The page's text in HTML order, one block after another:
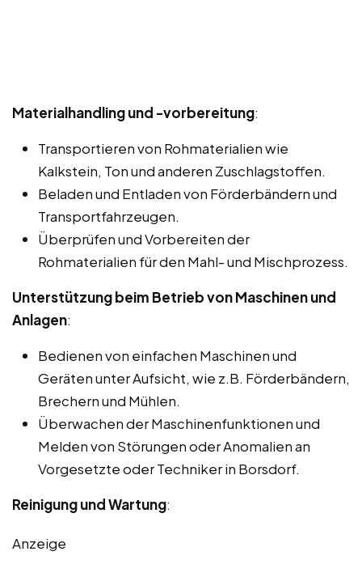
Materialhandling und -vorbereitung:
Transportieren von Rohmaterialien wie
Kalkstein, Ton und anderen Zuschlagstoffen.
Beladen und Entladen von Förderbändern und
Transportfahrzeugen.
Überprüfen und Vorbereiten der
Rohmaterialien für den Mahl- und Mischprozess.
Unterstützung beim Betrieb von Maschinen und
Anlagen:
Bedienen von einfachen Maschinen und
Geräten unter Aufsicht, wie z.B. Förderbändern,
Brechern und Mühlen.
Überwachen der Maschinenfunktionen und
Melden von Störungen oder Anomalien an
Vorgesetzte oder Techniker in Borsdorf.
Reinigung und Wartung:
Anzeige